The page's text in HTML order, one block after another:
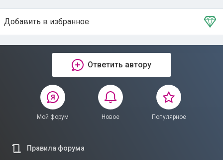
Добавить в избранное
Тема в избранном
Ответить автору
Мой форум Новое Популярное
Правила форума